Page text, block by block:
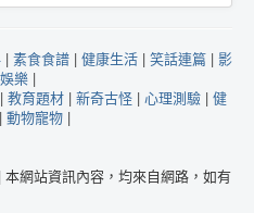
| 素食食譜| 健康生活| 笑話連篇| 影
樂 |
| 教育題材 | 新奇古怪 | 心理測驗 | 健
動物寵物|
| 本網站資訊內容，均來自網路，如有